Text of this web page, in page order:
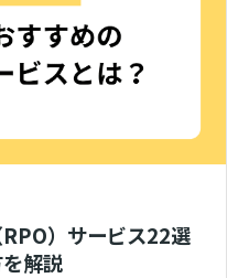
）サービス22選
解説